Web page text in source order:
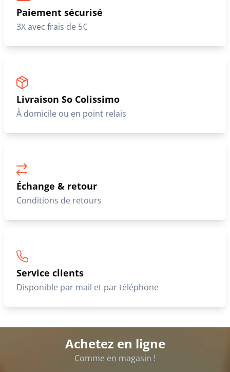
Paiement sécurisé
3X avec frais de 5€
Livraison So Colissimo
À domicile ou en point relais
Échange & retour
Conditions de retours
Service clients
Disponible par mail et par téléphone
Achetez en ligne
Comme en magasin !